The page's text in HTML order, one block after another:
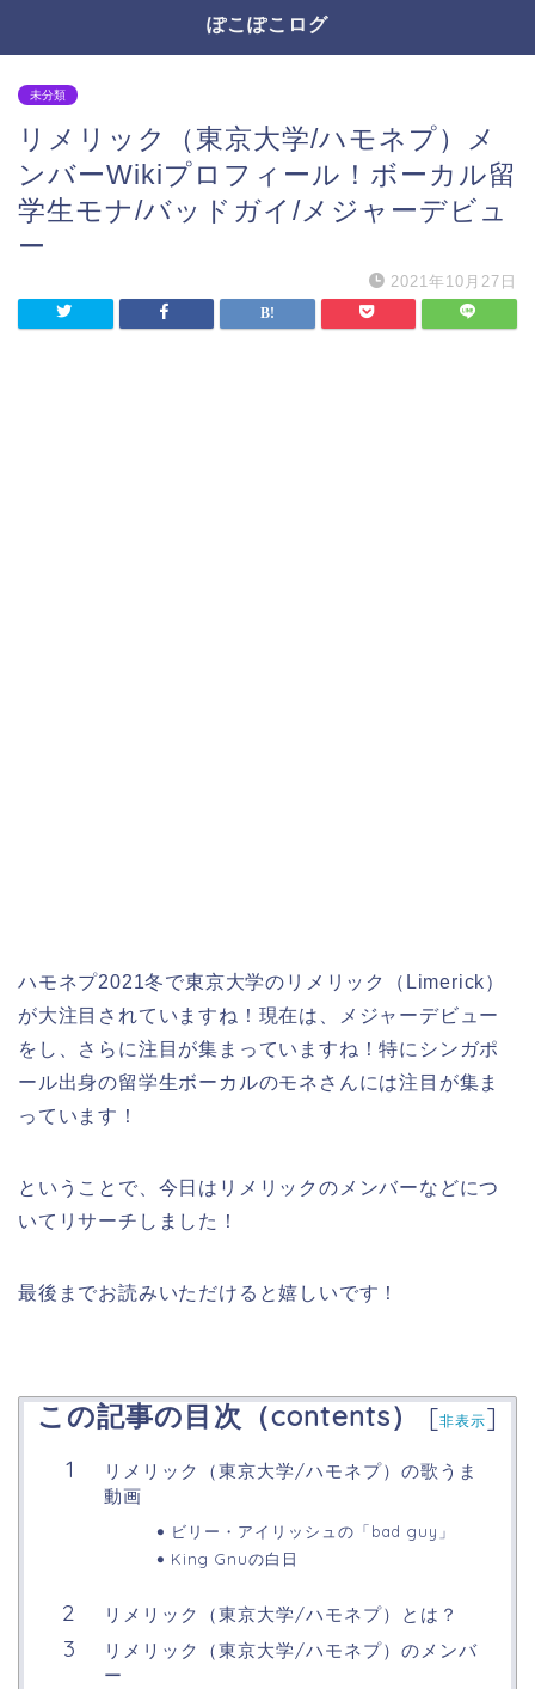
ぽこぽこログ
未分類
リメリック（東京大学/ハモネプ）メ
ンバーWikiプロフィール！ボーカル留
学生モナ/バッドガイ/メジャーデビュ
ー
2021年10月27日
ハモネプ2021冬で東京大学のリメリック（Limerick）
が大注目されていますね！現在は、メジャーデビュー
をし、さらに注目が集まっていますね！特にシンガポ
ール出身の留学生ボーカルのモネさんには注目が集ま
っています！
ということで、今日はリメリックのメンバーなどにつ
いてリサーチしました！
最後までお読みいただけると嬉しいです！
この記事の目次（contents） [非表示]
リメリック（東京大学/ハモネプ）の歌うま
動画
ビリー・アイリッシュの「bad guy」
King Gnuの白日
リメリック（東京大学/ハモネプ）とは？
リメリック（東京大学/ハモネプ）のメンバ
ー